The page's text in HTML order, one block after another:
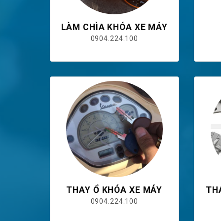
LÀM CHÌA KHÓA XE MÁY
0904.224.100
THAY Ổ KHÓA XE MÁY
0904.224.100